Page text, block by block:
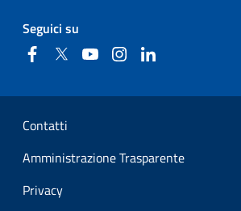
Seguici su
FacebookTwitter YouTubeInstagram
Sezione Link Utili
Contatti
Amministrazione Trasparente
Privacy